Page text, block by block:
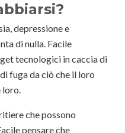
depressione e
di nulla. Facile
tecnologici in caccia di
fuga da ciò che il loro
loro.
che possono
pensare che